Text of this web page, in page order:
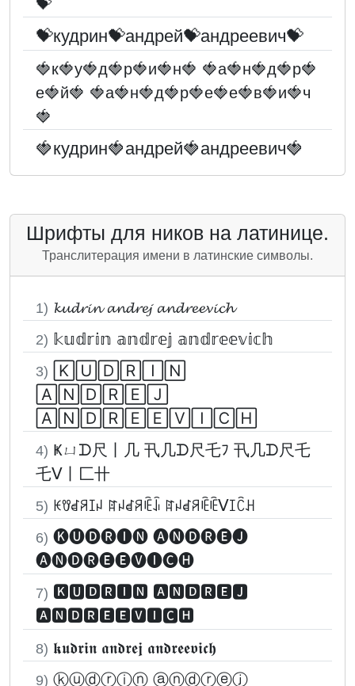
💝
💝кудрин💝андрей💝андреевич💝
🍓к🍓у🍓д🍓р🍓и🍓н🍓 🍓а🍓н🍓д🍓р🍓
е🍓й🍓 🍓а🍓н🍓д🍓р🍓е🍓е🍓в🍓и🍓ч
🍓
🍓кудрин🍓андрей🍓андреевич🍓
Шрифты для ников на латинице.
Транслитерация имени в латинские символы.
1) 𝓴𝓾𝓭𝓻𝓲𝓷 𝓪𝓷𝓭𝓻𝓮𝓳 𝓪𝓷𝓭𝓻𝓮𝓮𝓿𝓲𝓬𝓱
2) 𝕜𝕦𝕕𝕣𝕚𝕟 𝕒𝕟𝕕𝕣𝕖𝕛 𝕒𝕟𝕕𝕣𝕖𝕖𝕧𝕚𝕔𝕙
3) 🄺🅄🄳🅁🄸🄽
🄰🄽🄳🅁🄴🄹
🄰🄽🄳🅁🄴🄴🅅🄸🄲🄷
4) Ҝㄩᗪ尺丨几 卂几ᗪ尺乇ﾌ 卂几ᗪ尺乇
乇ᐯ丨匚卄
5) ꀘꀎꀸꋪꀤꈤ ꍏꈤꀸꋪꍟꀭ ꍏꈤꀸꋪꍟꍟᐯꀤꉓꃅ
6) 🅚🅤🅓🅡🅘🅝 🅐🅝🅓🅡🅔🅙
🅐🅝🅓🅡🅔🅔🅥🅘🅒🅗
7) 🅺🆄🅳🆁🅸🅽 🅰🅽🅳🆁🅴🅹
🅰🅽🅳🆁🅴🅴🆅🅸🅲🅷
8) 𝖐𝖚𝖉𝖗𝖎𝖓 𝖆𝖓𝖉𝖗𝖊𝖏 𝖆𝖓𝖉𝖗𝖊𝖊𝖛𝖎𝖈𝖍
9) ⓚⓤⓓⓡⓘⓝ ⓐⓝⓓⓡⓔⓙ